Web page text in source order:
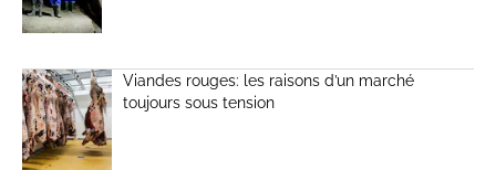
Viandes rouges: les raisons d’un marché
toujours sous tension